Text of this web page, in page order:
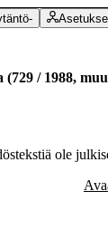
-
(729 / 1988,
ole